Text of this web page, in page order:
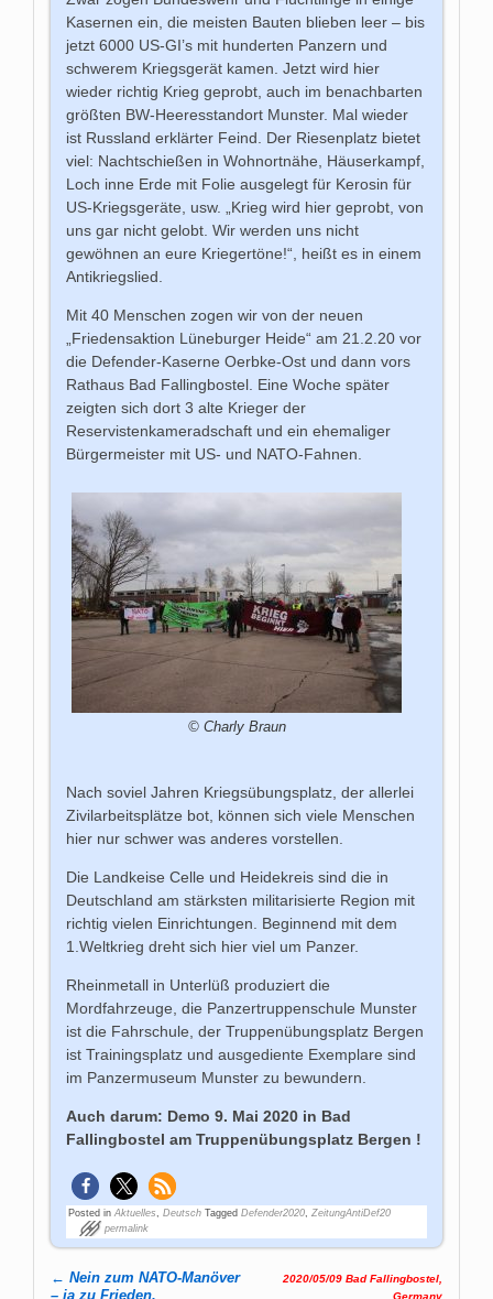
Kasernen ein, die meisten Bauten blieben leer – bis
jetzt 6000 US-GI’s mit hunderten Panzern und
schwerem Kriegsgerät kamen. Jetzt wird hier
wieder richtig Krieg geprobt, auch im benachbarten
größten BW-Heeresstandort Munster. Mal wieder
ist Russland erklärter Feind. Der Riesenplatz bietet
viel: Nachtschießen in Wohnortnähe, Häuserkampf,
Loch inne Erde mit Folie ausgelegt für Kerosin für
US-Kriegsgeräte, usw. „Krieg wird hier geprobt, von
uns gar nicht gelobt. Wir werden uns nicht
gewöhnen an eure Kriegertöne!“, heißt es in einem
Antikriegslied.
Mit 40 Menschen zogen wir von der neuen
„Friedensaktion Lüneburger Heide“ am 21.2.20 vor
die Defender-Kaserne Oerbke-Ost und dann vors
Rathaus Bad Fallingbostel. Eine Woche später
zeigten sich dort 3 alte Krieger der
Reservistenkameradschaft und ein ehemaliger
Bürgermeister mit US- und NATO-Fahnen.
© Charly Braun
Nach soviel Jahren Kriegsübungsplatz, der allerlei
Zivilarbeitsplätze bot, können sich viele Menschen
hier nur schwer was anderes vorstellen.
Die Landkeise Celle und Heidekreis sind die in
Deutschland am stärksten militarisierte Region mit
richtig vielen Einrichtungen. Beginnend mit dem
1.Weltkrieg dreht sich hier viel um Panzer.
Rheinmetall in Unterlüß produziert die
Mordfahrzeuge, die Panzertruppenschule Munster
ist die Fahrschule, der Truppenübungsplatz Bergen
ist Trainingsplatz und ausgediente Exemplare sind
im Panzermuseum Munster zu bewundern.
Auch darum: Demo 9. Mai 2020 in Bad
Fallingbostel am Truppenübungsplatz Bergen !
Posted in Aktuelles,Deutsch Tagged Defender2020,ZeitungAntiDef20
permalink
← Nein zum NATO-Manöver
2020/05/09 Bad Fallingbostel,
Germany